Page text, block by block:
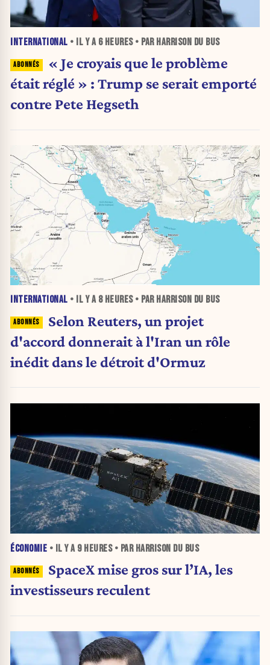
INTERNATIONAL • IL Y A 6 HEURES• PAR HARRISON DU BUS
« Je croyais que le problème
était réglé » : Trump se serait emporté
contre Pete Hegseth
INTERNATIONAL • IL Y A 8 HEURES• PAR HARRISON DU BUS
Selon Reuters, un projet
d'accord donnerait à l'Iran un rôle
inédit dans le détroit d'Ormuz
ÉCONOMIE • IL Y A 9 HEURES• PAR HARRISON DU BUS
SpaceX mise gros sur l’IA, les
investisseurs reculent